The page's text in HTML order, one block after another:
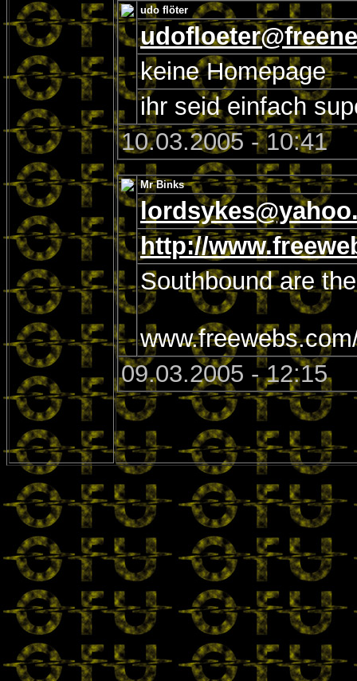
udo flöter
keine Homepage
ihr seid einfach
10.03.2005 - 10:41
Mr Binks
http://
Southbound are
09.03.2005 - 12:15